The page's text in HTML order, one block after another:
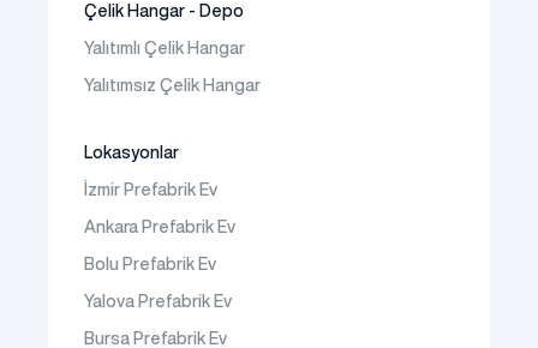
Çelik Hangar - Depo
Yalıtımlı Çelik Hangar
Yalıtımsız Çelik Hangar
Lokasyonlar
İzmir Prefabrik Ev
Ankara Prefabrik Ev
Bolu Prefabrik Ev
Yalova Prefabrik Ev
Bursa Prefabrik Ev